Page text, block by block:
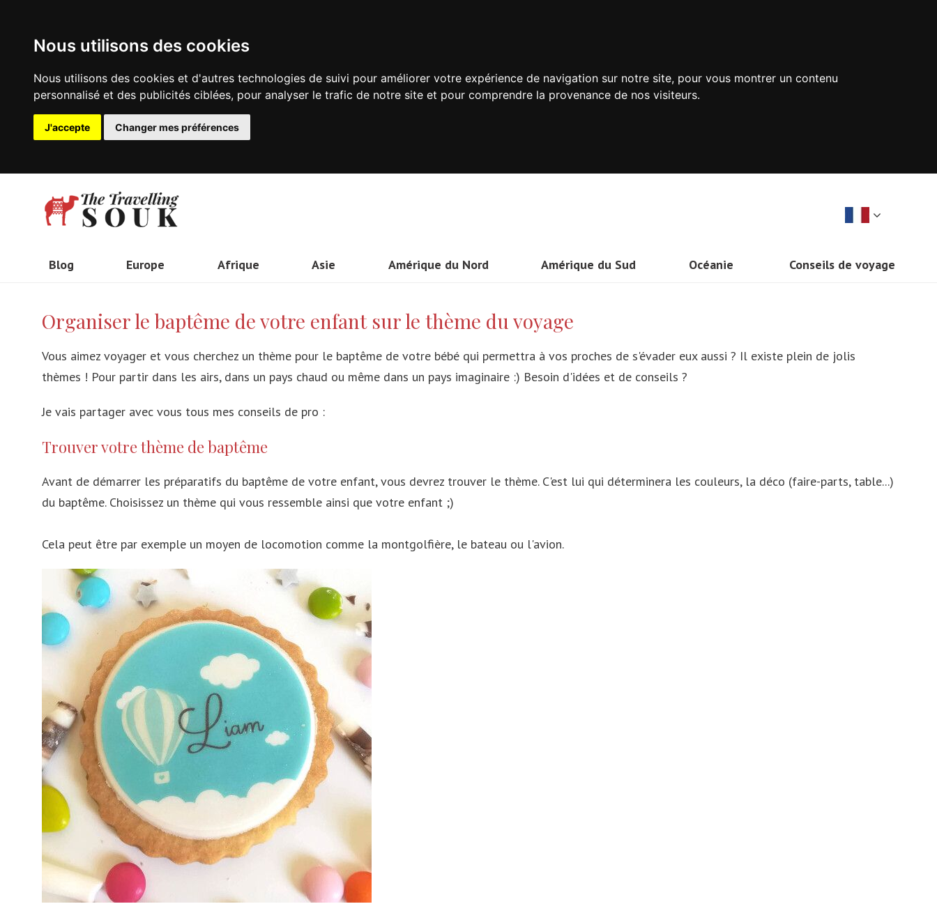
Nous utilisons des cookies
Nous utilisons des cookies et d'autres technologies de suivi pour améliorer votre expérience de navigation sur notre site, pour vous montrer un contenu
personnalisé et des publicités ciblées, pour analyser le trafic de notre site et pour comprendre la provenance de nos visiteurs.
J'accepte Changer mes préférences
Blog Europe
Pays-Bas
Italie
France
Espagne
Malte
Grèce
Roumanie
Norvège
Slovénie
Hongrie
Allemagne
Turquie
Russie
République Tchèque
Irlande
Pologne
Suisse
Autriche
Afrique
Ethiopie
Maroc
Algérie
Tanzanie
Réunion
Egypte
Madagascar
Asie
Vietnam
Taiwan
Inde
Myanmar (Ex-Birmanie)
Maldives
Philippines
Indonésie
Malaisie
Mongolie
Amérique du Nord
Mexique
Canada
Costa Rica
Amérique du Sud
Pérou
Colombie
Argentine
Océanie Conseils de voyage
Google Flights
Organiser le baptême de votre enfant sur le thème du voyage
Vous aimez voyager et vous cherchez un thème pour le baptême de votre bébé qui permettra à vos proches de s'évader eux aussi ? Il existe plein de jolis
thèmes ! Pour partir dans les airs, dans un pays chaud ou même dans un pays imaginaire :) Besoin d'idées et de conseils ?
Je vais partager avec vous tous mes conseils de pro :
Trouver votre thème de baptême
Avant de démarrer les préparatifs du baptême de votre enfant, vous devrez trouver le thème. C'est lui qui déterminera les couleurs, la déco (faire-parts, table...)
du baptême. Choisissez un thème qui vous ressemble ainsi que votre enfant ;)
Cela peut être par exemple un moyen de locomotion comme la montgolfière, le bateau ou l'avion.